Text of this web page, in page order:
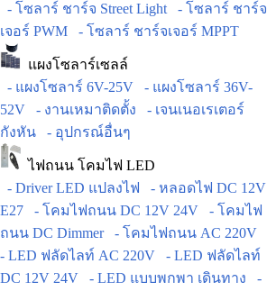
- โซลาร์ ชาร์จ Street Light
- โซลาร์ ชาร์จ
เจอร์ PWM
- โซลาร์ ชาร์จเจอร์ MPPT
แผงโซลาร์เซลล์
- แผงโซลาร์ 6V-25V
- แผงโซลาร์ 36V-
52V
- งานเหมาติดตั้ง
- เจนเนอเรเตอร์
กังหัน
- อุปกรณ์อื่นๆ
ไฟถนน โคมไฟ LED
- Driver LED แปลงไฟ
- หลอดไฟ DC 12V
E27
- โคมไฟถนน DC 12V 24V
- โคมไฟ
ถนน DC Dimmer
- โคมไฟถนน AC 220V
- LED ฟลัดไลท์ AC 220V
- LED ฟลัดไลท์
DC 12V 24V
- LED แบบพกพา เดินทาง
-